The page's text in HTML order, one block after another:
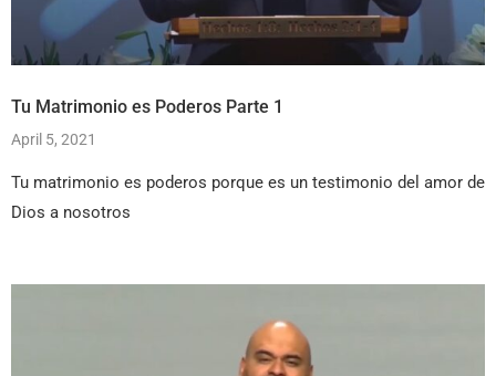
Tu Matrimonio es Poderos Parte 1
April 5, 2021
Tu matrimonio es poderos porque es un testimonio del amor de
Dios a nosotros